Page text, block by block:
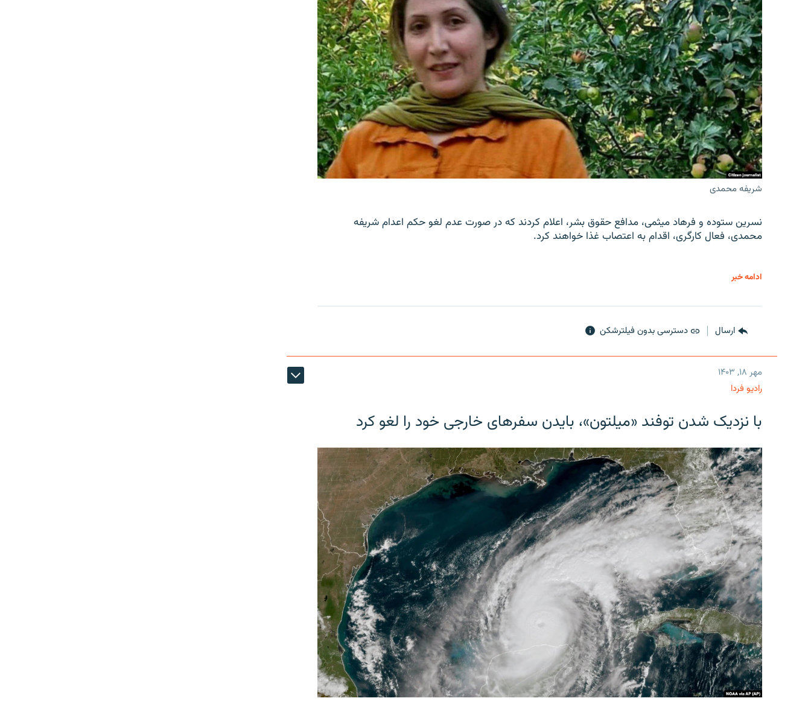
شریفه محمدی
نسرین ستوده و فرهاد میثمی، مدافع حقوق بشر، اعلام کردند که در صورت عدم لغو حکم اعدام شریفه
محمدی، فعال کارگری، اقدام به اعتصاب غذا خواهند کرد.
ادامه خبر
ارسال دسترسی بدون فیلترشکن
مهر ۱۸, ۱۴۰۳
رادیو فردا
با نزدیک شدن توفند «میلتون»، بایدن سفرهای خارجی خود را لغو کرد